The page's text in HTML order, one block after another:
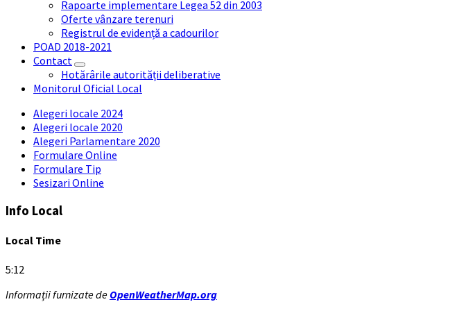
Rapoarte implementare Legea 52 din 2003
Oferte vânzare terenuri
Registrul de evidență a cadourilor
POAD 2018-2021
Contact
Hotărârile autorității deliberative
Monitorul Oficial Local
Alegeri locale 2024
Alegeri locale 2020
Alegeri Parlamentare 2020
Formulare Online
Formulare Tip
Sesizari Online
Info Local
Local Time
5:12
Informații furnizate de OpenWeatherMap.org